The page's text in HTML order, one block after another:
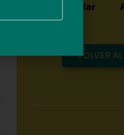
dibujo en Llar
des Cocó
VOLVER